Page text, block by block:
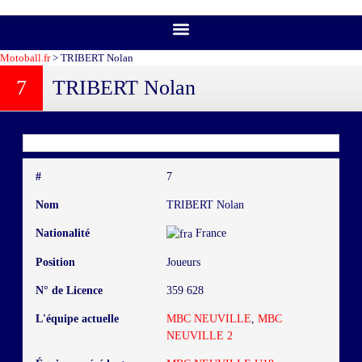
Motoball.fr> TRIBERT Nolan
7 TRIBERT Nolan
# 7
Nom TRIBERT Nolan
Nationalité France
Position Joueurs
N° de Licence 359 628
L'équipe actuelle MBC NEUVILLE, MBC
NEUVILLE 2